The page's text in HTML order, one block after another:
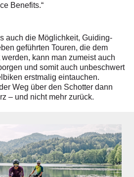
Benefits.“
auch die Möglichkeit, Guiding-
geführten Touren, die dem
kann man zumeist auch
und somit auch unbeschwert
erstmalig eintauchen.
Weg über den Schotter dann
– und nicht mehr ­zurück.